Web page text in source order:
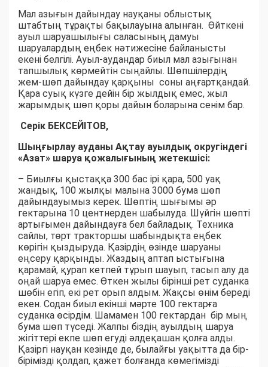
Мал азығын дайындау науқаны облыстық
штабтың тұрақты бақылауына алынған. Өйткені
ауыл шаруашылығы саласының дамуы
шаруалардың еңбек нәтижесіне байланысты
екені белгілі. Ауыл-аудандар биыл мал азығынан
тапшылық көрмейтін сыңайлы. Шөпшілердің
жем-шөп дайындау қарқыны соны аңғартқандай.
Қара суық күзге дейін бір жылдық емес, жыл
жарымдық шөп қоры дайын боларына сенім бар.
Серік БЕКСЕЙІТОВ,
Шыңғырлау ауданы Ақтау ауылдық округіндегі
«Азат» шаруа қожалығының жетекшісі:
– Биылғы қыстаққа 300 бас ірі қара, 500 уақ
жандық, 100 жылқы малына 3000 бума шөп
дайындауымыз керек. Шөптің шығымы әр
гектарына 10 центнерден шабылуда. Шүйгін шөпті
артығымен дайындауға бел байладық. Техника
сайлы, төрт тракторшы шабындықта еңбек
көрігін қыздыруда. Қазірдің өзінде шаруаны
еңсеру қарқынды. Жаздың аптап ыстығына
қарамай, қурап кетпей тұрып шауып, тасып алу да
оңай шаруа емес. Өткен жылы бірінші рет суданка
шөбін егіп, екі рет орып алдым. Жақсы өнім береді
екен. Содан биыл екінші мәрте 100 гектарға
суданка өсірдім. Шамамен 100 гектардан бір мың
бума шөп түседі. Жалпы біздің ауылдың шаруа
жігіттері екпе шөп егуді әлдеқашан қолға алды.
Қазіргі науқан кезінде де, былайғы уақытта да бір-
бірімізді қолдап, қажет болғанда көмегімізді